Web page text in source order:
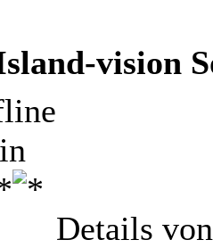
vision
Details